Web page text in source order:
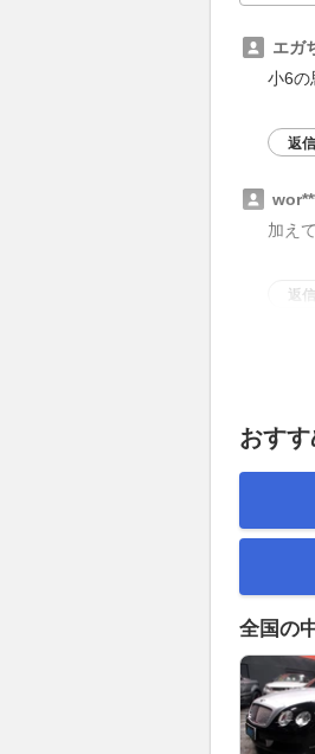
エガ
小6の
返
加え
返
おす
全国の